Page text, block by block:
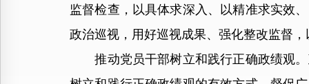
监督检查，以具体求深入、以精准求实效
政治巡视，用好巡视成果、强化整改监督
推动党员干部树立和践行正确政绩观。